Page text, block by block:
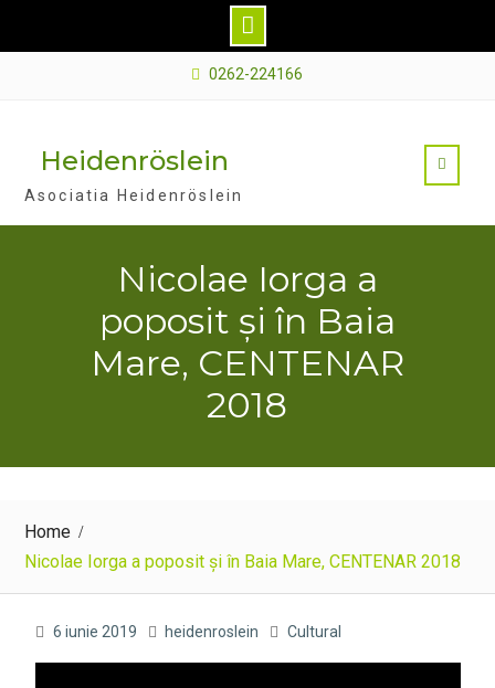
0262-224166
Heidenröslein
Asociatia Heidenröslein
Nicolae Iorga a
poposit și în Baia
Mare, CENTENAR
2018
Home
Nicolae Iorga a poposit și în Baia Mare, CENTENAR 2018
6 iunie 2019 heidenroslein Cultural